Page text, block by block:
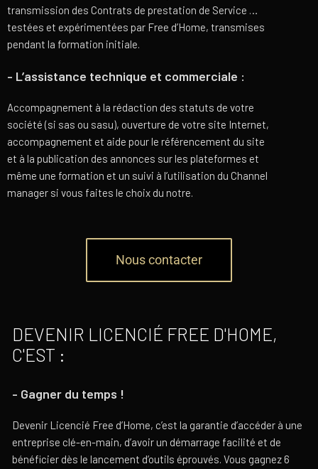
transmission des Contrats de prestation de Service …
testées et expérimentées par Free d’Home, transmises
pendant la formation initiale.
- L’assistance technique et commerciale :
Accompagnement à la rédaction des statuts de votre
société (si sas ou sasu), ouverture de votre site Internet,
accompagnement et aide pour le référencement du site
et à la publication des annonces sur les plateformes et
même une formation et un suivi à l’utilisation du Channel
manager si vous faites le choix du notre.
Nous contacter
DEVENIR LICENCIÉ FREE D'HOME,
C'EST :
- Gagner du temps !
Devenir Licencié Free d’Home, c’est la garantie d’accéder à une
entreprise clé-en-main, d’avoir un démarrage facilité et de
bénéficier dès le lancement d’outils éprouvés. Vous gagnez 6